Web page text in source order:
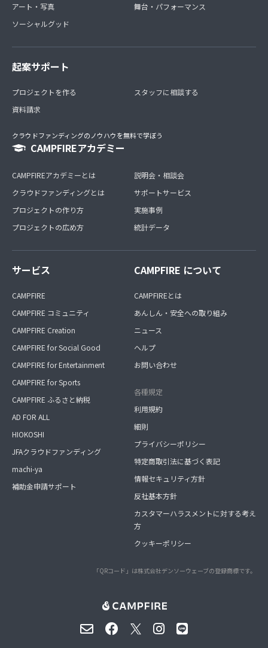
アート・写真
ソーシャルグッド
舞台・パフォーマンス
起案サポート
プロジェクトを作る
資料請求
スタッフに相談する
クラウドファンディングのノウハウを無料で学ぼう
CAMPFIREアカデミー
CAMPFIREアカデミーとは
クラウドファンディングとは
プロジェクトの作り方
プロジェクトの広め方
説明会・相談会
サポートサービス
実施事例
統計データ
サービス
CAMPFIRE
CAMPFIRE コミュニティ
CAMPFIRE Creation
CAMPFIRE for Social Good
CAMPFIRE for Entertainment
CAMPFIRE for Sports
CAMPFIRE ふるさと納税
AD FOR ALL
HIOKOSHI
JFAクラウドファンディング
machi-ya
補助金申請サポート
CAMPFIRE について
CAMPFIREとは
あんしん・安全への取り組み
ニュース
ヘルプ
お問い合わせ
各種規定
利用規約
細則
プライバシーポリシー
特定商取引法に基づく表記
情報セキュリティ方針
反社基本方針
カスタマーハラスメントに対する考え
方
クッキーポリシー
「QRコード」は株式会社デンソーウェーブの登録商標です。